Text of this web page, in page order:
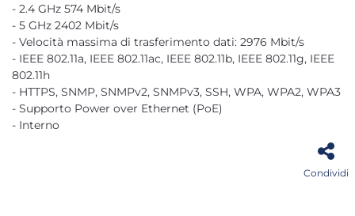
- 2.4 GHz 574 Mbit/s
- 5 GHz 2402 Mbit/s
- Velocità massima di trasferimento dati: 2976 Mbit/s
- IEEE 802.11a, IEEE 802.11ac, IEEE 802.11b, IEEE 802.11g, IEEE
802.11h
- HTTPS, SNMP, SNMPv2, SNMPv3, SSH, WPA, WPA2, WPA3
- Supporto Power over Ethernet (PoE)
- Interno
Condividi